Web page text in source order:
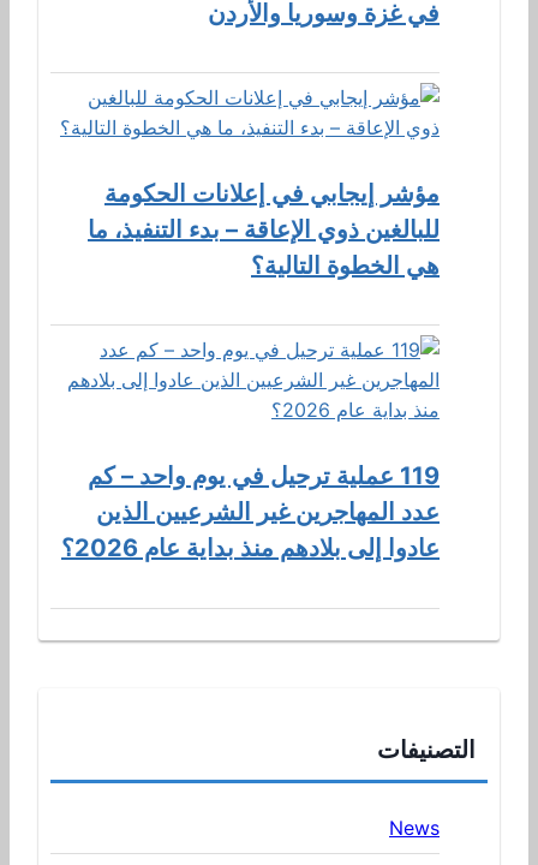
في غزة وسوريا والأردن
مؤشر إيجابي في إعلانات الحكومة
للبالغين ذوي الإعاقة – بدء التنفيذ، ما
هي الخطوة التالية؟
119 عملية ترحيل في يوم واحد – كم
عدد المهاجرين غير الشرعيين الذين
عادوا إلى بلادهم منذ بداية عام 2026؟
التصنيفات
News